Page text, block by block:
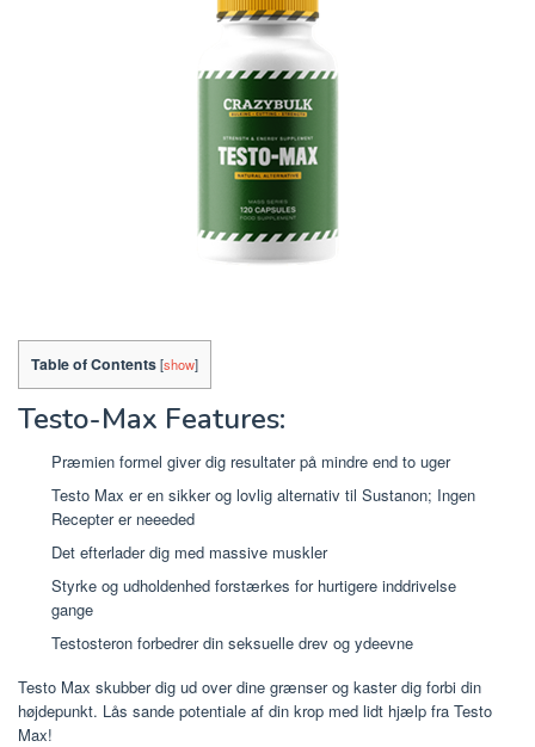
Table of Contents[show]
Testo-Max Features:
Præmien formel giver dig resultater på mindre end to uger
Testo Max er en sikker og lovlig alternativ til Sustanon; Ingen
Recepter er neeeded
Det efterlader dig med massive muskler
Styrke og udholdenhed forstærkes for hurtigere inddrivelse
gange
Testosteron forbedrer din seksuelle drev og ydeevne
Testo Max skubber dig ud over dine grænser og kaster dig forbi din
højdepunkt. Lås sande potentiale af din krop med lidt hjælp fra Testo
Max!